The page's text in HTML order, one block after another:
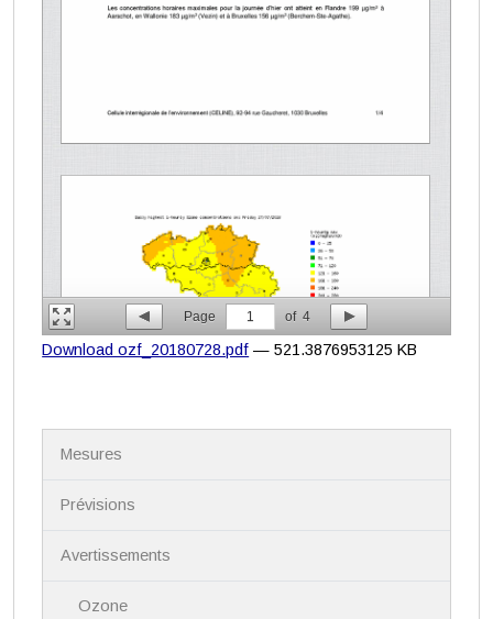
Page 1 of 4
Download ozf_20180728.pdf — 521.3876953125 KB
Mesures
Prévisions
Avertissements
Ozone